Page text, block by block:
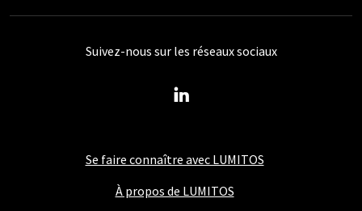
Se faire connaître avec LUMITOS
À propos de LUMITOS
Suivez-nous sur les réseaux sociaux